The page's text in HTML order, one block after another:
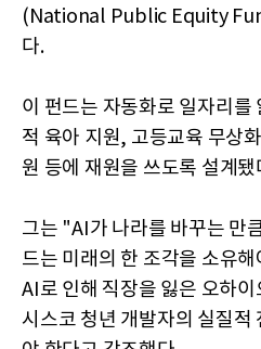
(National Public Equity
다.
이 펀드는 자동화로 일자리를
적 육아 지원, 고등교육 무상
원 등에 재원을 쓰도록 설계됐
그는 "AI가 나라를 바꾸는 만
드는 미래의 한 조각을 소유
AI로 인해 직장을 잃은 오하
시스코 청년 개발자의 실질적